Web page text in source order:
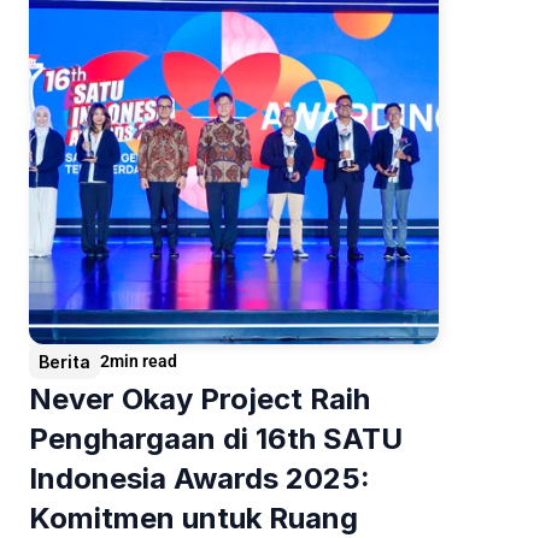
Berita 2min read
Never Okay Project Raih
Penghargaan di 16th SATU
Indonesia Awards 2025:
Komitmen untuk Ruang